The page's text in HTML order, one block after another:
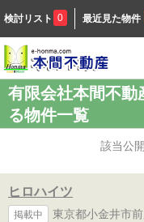
検討リスト 0 最近見た物件
有限会社本間不動
る物件一覧
該当公
ヒロハイツ
掲載中 東京都小金井市